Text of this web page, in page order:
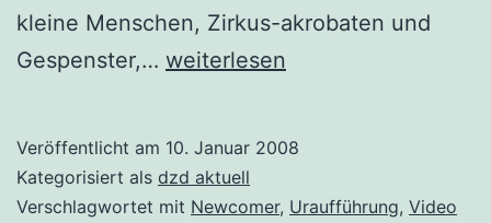
kleine Menschen, Zirkus-akrobaten und
Gespenster,… Ein
weiterlesen
Veröffentlicht am 10. Januar 2008
Kategorisiert als dzd aktuell
Verschlagwortet mit Newcomer, Uraufführung, Video